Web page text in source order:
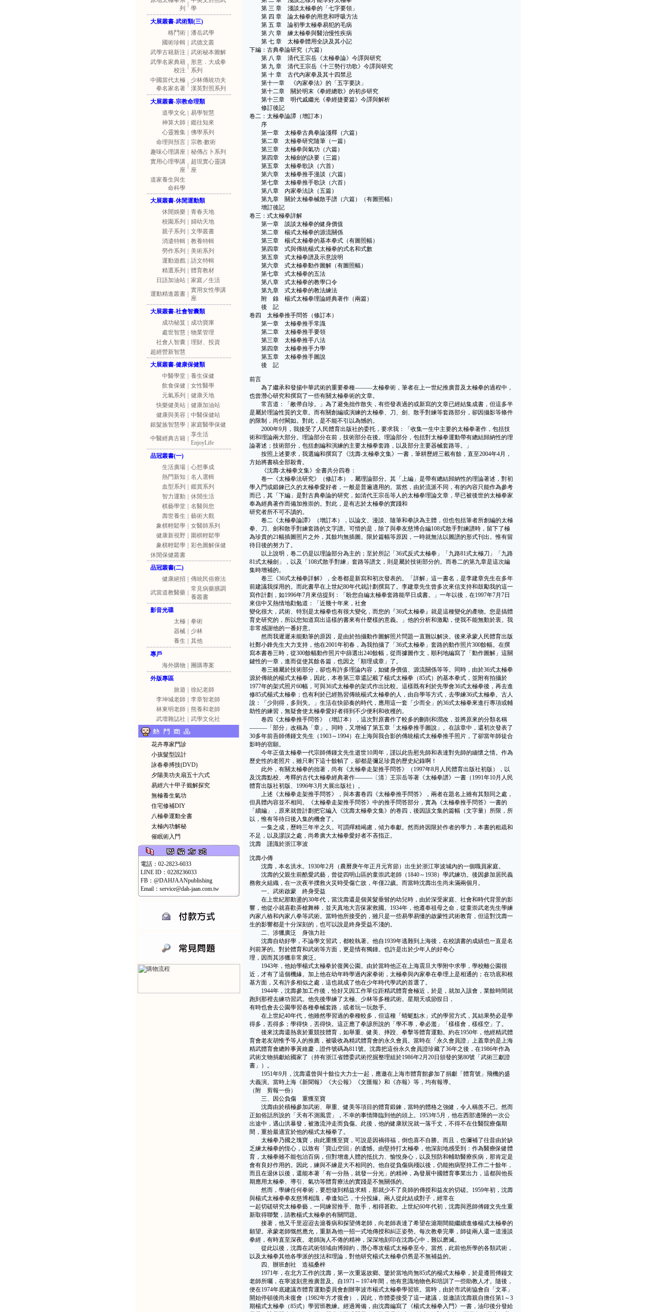
列
學
大展叢書-武術類(三)
格鬥術
潘岳武學
國術珍輯
武德文叢
武學古籍新注
武術秘本圖解
武學名家典籍
校注
形意．大成拳
系列
中國當代太極
拳名家名著
少林傳統功夫
漢英對照系列
大展叢書-宗教命理類
道學文化
易學智慧
神算大師
鑑往知來
心靈雅集
佛學系列
命理與預言
宗教‧數術
趣味心理講座
秘傳占卜系列
實用心理學講
座
超現實心靈講
座
道家養生與生
命科學
大展叢書-休閒運動類
休閒娛樂
青春天地
校園系列
婦幼天地
親子系列
文學叢書
消遣特輯
教養特輯
勞作系列
美術系列
運動遊戲
語文特輯
精選系列
體育教材
日語加油站
家庭／生活
運動精進叢書
實用女性學講
座
大展叢書-社會智囊類
成功秘笈
成功寶庫
處世智慧
物業管理
社會人智囊
理財、投資
超經營新智慧
大展叢書-健康保健類
中醫學堂
養生保健
飲食保健
女性醫學
元氣系列
健康天地
快樂健美站
健康加油站
健康與美容
中醫保健站
銀髮族智慧學
家庭醫學保健
中醫經典古籍
享生活
EnjoyLife
品冠叢書(一)
生活廣場
心想事成
熱門新知
名人選輯
血型系列
鑑賞系列
智力運動
休閒生活
棋藝學堂
名醫與您
壽世養生
藝術大觀
象棋輕鬆學
女醫師系列
健康新視野
圍棋輕鬆學
象棋輕鬆學
彩色圖解保健
休閒保健叢書
品冠叢書(二)
健康絕招
傳統民俗療法
武當道教醫藥
常見病藥膳調
養叢書
影音光碟
太極
拳術
器械
少林
養生
其他
專戶
海外購物
團購專案
外版專區
旅遊
徐紀老師
李坤城老師
李章智老師
林東明老師
熊養和老師
武壇雜誌社
武學文化社
花卉專家門診
小孩髮型設計
詠春拳搏技(DVD)
夕陽美功夫扇五十六式
易經六十甲子籤解探究
無極養生氣功
住宅修補DIY
八極拳運動全書
太極內功解秘
催眠術入門
電話：02-2823-6033
LINE ID：0228236033
FB：@DAHJAANpublishing
Email：service@dah-jaan.com.tw
第 三 章 淺談太極拳的「七字要領」
第 四 章 論太極拳的用意和呼吸方法
第 五 章 論初學太極拳易犯的毛病
第 六 章 練太極拳與醫治慢性疾病
第 七 章 太極拳體用全訣及其小記
下編：古典拳論研究（六篇）
第 八 章 清代王宗岳《太極拳論》今譯與研究
第 九 章 清代王宗岳《十三勢行功歌》今譯與研究
第 十 章 古代內家拳及其十四禁忌
第十一章 《內家拳法》的「五字要訣」
第十二章 關於明末《拳經總歌》的初步研究
第十三章 明代戚繼光《拳經捷要篇》今譯與解析
修訂後記
卷二：太極拳論譚（增訂本）
序
第一章 太極拳古典拳論淺釋（六篇）
第二章 太極拳研究隨筆（一篇）
第三章 太極拳與氣功（六篇）
第四章 太極劍的訣要（三篇）
第五章 太極拳歌訣（六首）
第六章 太極拳推手漫談（六篇）
第七章 太極拳推手歌訣（六首）
第八章 內家拳法訣（五篇）
第九章 關於太極拳械散手譜（六篇）（有圖照幅）
增訂後記
卷三：式太極拳詳解
第一章 談談太極拳的健身價值
第二章 楊式太極拳的源流關係
第三章 楊式太極拳的基本拳式（有圖照幅）
第四章 式與傳統楊式太極拳的式名和式數
第五章 式太極拳譜及示意說明
第六章 式太極拳動作圖解（有圖照幅）
第七章 式太極拳的五法
第八章 式太極拳的教學口令
第九章 式太極拳的教法練法
附 錄 楊式太極拳理論經典著作（兩篇）
後 記
卷四 太極拳推手問答（修訂本）
第一章 太極拳推手常識
第二章 太極拳推手要領
第三章 太極拳推手八法
第四章 太極拳推手力學
第五章 太極拳推手圖說
後 記
前言
為了繼承和發揚中華武術的重要拳種———太極拳術，筆者在上一世紀推廣普及太極拳的過程中，
也曾潛心研究和撰寫了一些有關太極拳術的文章。
常言道：「敝帚自珍。」為了避免拙作散失，有些發表過的或新寫的文章已經結集成書，但這多半
是屬於理論性質的文章。而有關創編或演練的太極拳、刀、劍、散手對練等套路部分，卻因攝影等條件
的限制，尚付闕如。對此，是不能不引以為憾的。
2000年9月，我接受了人民體育出版社的委托，要求我：「收集一生中主要的太極拳著作，包括技
術和理論兩大部分。理論部分在前，技術部分在後。理論部分，包括對太極拳運動帶有總結歸納性的理
論著述；技術部分，包括創編和演練的主要太極拳套路，以及部分主要器械套路等。」
按照上述要求，我選編和撰寫了《沈壽‧太極拳文集》一書，筆耕歷經三載有餘，直至2004年4月，
方始將書稿全部殺青。
《沈壽‧太極拳文集》全書共分四卷：
卷一《太極拳法研究》（修訂本），屬理論部分。其「上編」是帶有總結歸納性的理論著述，對初
學入門或鍛鍊已久的太極拳愛好者，一般是普遍適用的。當然，由於流派不同，有的內容只能作為參考
而已，其「下編」是對古典拳論的研究，如清代王宗岳等人的太極拳理論文章，早已被後世的太極拳家
奉為經典著作而備加推崇的。對此，是有志於太極拳的實踐和
研究者所不可不讀的。
卷二《太極拳論譚》（增訂本），以論文、漫談、隨筆和拳訣為主體，但也包括筆者所創編的太極
拳、刀、劍和散手對練套路的文字譜。可惜的是，除了與拳友慈博合編108式散手對練譜時，留下了極
為珍貴的21幅插圖照片之外，其餘均無插圖。限於篇幅等原因，一時就無法以圖譜的形式刊出。惟有留
待日後的努力了。
以上說明，卷二仍是以理論部分為主的；至於所記「36式反式太極拳」「九路81式太極刀」「九路
81式太極劍」，以及「108式散手對練」套路等譜文，則是屬於技術部分的。而卷二的第九章是這次編
集時增補的。
卷三《36式太極拳詳解》，全卷都是新寫和初次發表的。「詳解」這一書名，是李建章先生在多年
前建議我採用的。而此書早在上世紀80年代就計劃撰寫了。李建章先生曾多次來信支持和鼓勵我的這一
寫作計劃，如1996年7月來信提到：「盼您自編太極拳套路能早日成書。」一年以後，在1997年7月7日
來信中又熱情地勸勉道：「近幾十年來，社會
變化很大，武術、特別是太極拳也有很大變化，而您的『36式太極拳』就是這種變化的產物。您是搞體
育史研究的，所以您知道寫出這樣的書來有什麼樣的意義。」他的分析和激勵，使我不能無動於衷。我
非常感謝他的一番好意。
然而我遲遲未能動筆的原因，是由於拍攝動作圖解照片問題一直難以解決。後來承蒙人民體育出版
社鄭小鋒先生大力支持，他在2001年初春，為我拍攝了「36式太極拳」套路的動作照片300餘幅。在撰
寫本書卷三時，從300餘幅動作照片中篩選出240餘幅，從而據圖作文，順利地編寫了「動作圖解」這關
鍵性的一章，進而促使其餘各篇，也因之「順理成章」了。
卷三雖屬於技術部分，卻也有許多理論內容，如健身價值、源流關係等等。同時，由於36式太極拳
源於傳統的楊式太極拳，因此，本卷第三章還記載了楊式太極拳（85式）的基本拳式，並附有拍攝於
1977年的架式照片60幅，可與36式太極拳的架式作出比較。這樣既有利於先學會36式太極拳後，再去進
修85式楊式太極拳；也有利於已經熟習傳統楊式太極拳的人，由自學等方式，去學練36式太極拳。古人
說：「少則得，多則失。」生活在快節奏的時代，應用這一套「少而全」的36式太極拳來進行專項或輔
助性的練習，無疑會使太極拳愛好者得到不少便利和收穫的。
卷四《太極拳推手問答》（增訂本），這次對原書作了較多的刪削和潤改，並將原來的分類名稱
———「部分」改稱為「章」。同時，又增補了第五章「太極拳推手圖說」。在該章中，還初次發表了
30多年前吾師傅鍾文先生（1903～1994）在上海與我合影的傳統楊式太極拳推手照片，了卻當年師徒合
影時的宿願。
今年正值太極拳一代宗師傅鍾文先生逝世10周年，謹以此告慰先師和表達對先師的緬懷之情。作為
歷史性的老照片，雖只剩下這十餘幀了，卻都是彌足珍貴的歷史紀錄啊！
此外，有關太極拳的拙著，尚有《太極拳走架推手問答》（1997年8月人民體育出版社初版），以
及沈壽點校、考釋的古代太極拳經典著作———〔清〕王宗岳等著《太極拳譜》一書（1991年10月人民
體育出版社初版、1996年3月大展出版社）。
上述《太極拳走架推手問答》，與本書卷四《太極拳推手問答》，兩者在題名上雖有其類同之處，
但具體內容並不相同。《太極拳走架推手問答》中的推手問答部分，實為《太極拳推手問答》一書的
「續編」，原來就曾計劃把它編入《沈壽太極拳文集》的卷四，後因該文集的篇幅（文字量）所限，所
以，惟有等待日後入集的機會了。
一集之成，歷時三年半之久。可謂殫精竭慮，傾力奉獻。然而終因限於作者的學力，本書的粗疏和
不足，以及謬誤之處，尚希廣大太極拳愛好者不吝指正。
沈壽 謹識於浙江寧波
沈壽小傳
沈壽，本名洪水。1930年2月（農曆庚午年正月元宵節）出生於浙江寧波城內的一個職員家庭。
沈壽的父親生前酷愛武藝，曾從四明山區的童崇武老師（1840～1938）學武練功。後因參加居民義
務救火組織，在一次夜半撲救火災時受傷亡故，年僅22歲。而當時沈壽出生尚未滿兩個月。
一、武術啟蒙 終身受益
在上世紀那動盪的30年代，當沈壽還是個黃髮垂髫的幼兒時，由於深受家庭、社會和時代背景的影
響，他從小就喜歡弄槍舞棒，並天真地大言保家救國。1934年，他遵奉祖母之命，從童崇武老先生學練
內家八樁和內家八拳等武術。當時他所接受的，雖只是一些易學易懂的啟蒙性武術教育，但這對沈壽一
生的影響都是十分深刻的，也可以說是終身受益不淺的。
二、涉獵廣泛 身強力壯
沈壽自幼好學，不論學文習武，都較執著。他自1939年逃難到上海後，在校讀書的成績也一直是名
列前茅的。對於體育和武術等方面，更是情有獨鍾。也許是出於少年人的好奇心
理，因而其涉獵非常廣泛。
1943年，他始學楊式太極拳於復興公園。由於當時他正在上海震旦大學附中求學，學校離公園很
近，才有了這個機緣。加上他在幼年時學過內家拳術，太極拳與內家拳在拳理上是相通的；在功底和根
基方面，又有許多相似之處，這也就成了他在少年時代學武的首選了。
1944年，沈壽參加工作後，恰好又因工作單位距精武體育會極近，於是，就加入該會，業餘時間就
跑到那裡去練功習武。他先後學練了太極、少林等多種武術。星期天或節假日，
有時也會去公園學習各種拳械套路，或者玩一玩散手。
在上世紀40年代，他雖然學習過的拳種較多，但這種「蜻蜓點水」式的學習方式，其結果勢必是學
得多，丟得多；學得快，丟得快。這正應了拳諺所說的「學不專，拳必濫」「樣樣會，樣樣空」了。
後來沈壽還熱衷於重競技體育，如舉重、健美、摔跤、拳擊等體育運動。約在1950年，他經精武體
育會老友胡惟予等人的推薦，被吸收為精武體育會的永久會員。當時在「永久會員證」上蓋章的是上海
精武體育會總幹事黃維慶，證件號碼為811號。沈壽把這份永久會員證珍藏了36年之後，在1986年作為
武術文物捐獻給國家了（持有浙江省體委武術挖掘整理組於1986年2月20日頒發的第80號「武術三獻證
書」）。
1951年9月，沈壽還曾與十餘位大力士一起，應邀在上海市體育館參加了捐獻「體育號」飛機的盛
大義演。當時上海《新聞報》《大公報》《文匯報》和《亦報》等，均有報導。
（附 剪報一份）
三、因公負傷 重獲至寶
沈壽由於積極參加武術、舉重、健美等項目的體育鍛鍊，當時的體格之強健，令人稱羨不已。然而
正如俗話所說的「天有不測風雲」，不幸的事情降臨到他的頭上。1953年5月，他在西部邊陲的一次公
出途中，遇山洪暴發，被激流沖走而負傷。此後，他的健康狀況就一落千丈，不得不在住醫院療傷期
間，重拾最適宜於他的楊式太極拳了。
太極拳乃國之瑰寶，由此重獲至寶，可說是因禍得福，倒也喜不自勝。而且，也彌補了往昔由於缺
乏練太極拳的恆心，以致有「寶山空回」的遺憾。由堅持打太極拳，他深刻地感受到：作為醫療保健體
育，太極拳雖不能包治百病，但對增進人體的抵抗力、愉悅身心，以及預防和輔助醫療疾病，那肯定是
會有良好作用的。因此，練與不練是大不相同的。他自從負傷病殘以後，仍能抱病堅持工作二十餘年，
而且在退休以後，還能本著「有一分熱，就發一分光」的精神，為發展中國體育事業出力，這都與他長
期應用太極拳、導引、氣功等體育療法的實踐是不無關係的。
然而，學練任何拳術，要想做到精益求精，那就少不了良師的傳授和益友的切磋。1959年初，沈壽
與楊式太極拳拳友慈博相識，拳逢知己，十分投緣。兩人從此結成對子，經常在
一起切磋研究太極拳藝，一同練習推手、散手，相得甚歡。上世紀60年代初，沈壽與恩師傅鍾文先生重
新取得聯繫，請教楊式太極拳的有關問題。
接著，他又千里迢迢去滬養病和探望傅老師，向老師表達了希望在滬期間能繼續進修楊式太極拳的
願望。承蒙老師慨然應允，重新為他一招一式地傳授和糾正姿勢。每次教拳完畢，師徒兩人還一道漫談
拳經，有時直至深夜。老師誨人不倦的精神，深深地刻印在沈壽心中，難以磨滅。
從此以後，沈壽在武術領域由博歸約，潛心專攻楊式太極拳至今。當然，此前他所學的各類武術，
以及太極拳其他各學派的技法和理論，對他研究楊式太極拳仍舊是不無補益的。
四、辦班創社 造福桑梓
1971年，在北方工作的沈壽，第一次重返故鄉。鑒於當地尚無85式的楊式太極拳，於是遵照傅鐘文
老師所囑，在寧波刻意推廣普及。自1971～1974年間，他有意識地物色和培訓了一些助教人才。隨後，
便在1974年底建議市體育運動委員會創辦寧波市楊式太極拳學習班。當時，由於市武術協會自「文革」
開始停頓後尚未復會（1982年方才復會），因此，市體委接受了這一建議，並邀請沈壽親自擔任第1～3
期楊式太極拳（85式）學習班教練。經過籌備，由沈壽編寫了《楊式太極拳入門》一書，油印後分發給